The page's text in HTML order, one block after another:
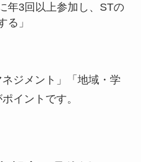
年3回以上参加し、STの
る」
ジメント」「地域・学
イントです。